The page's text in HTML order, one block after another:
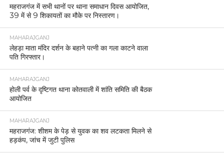
महराजगंज में सभी थानों पर थाना समाधान दिवस आयोजित,
39 में से 9 शिकायतों का मौके पर निस्तारण।
MAHARAJGANJ
लेहड़ा माता मंदिर दर्शन के बहाने पत्नी का गला काटने वाला
पति गिरफ्तार।
MAHARAJGANJ
होली पर्व के दृष्टिगत थाना कोतवाली में शांति समिति की बैठक
आयोजित
MAHARAJGANJ
महराजगंज: शीशम के पेड़ से युवक का शव लटकता मिलने से
हड़कंप, जांच में जुटी पुलिस